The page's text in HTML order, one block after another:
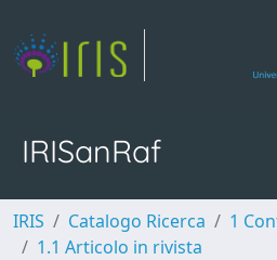
IRISanRaf
IRIS Catalogo Ricerca
1
1.1 Articolo in rivista